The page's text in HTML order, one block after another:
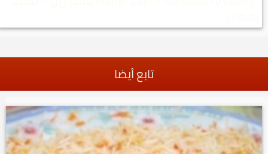
تابع أيضا